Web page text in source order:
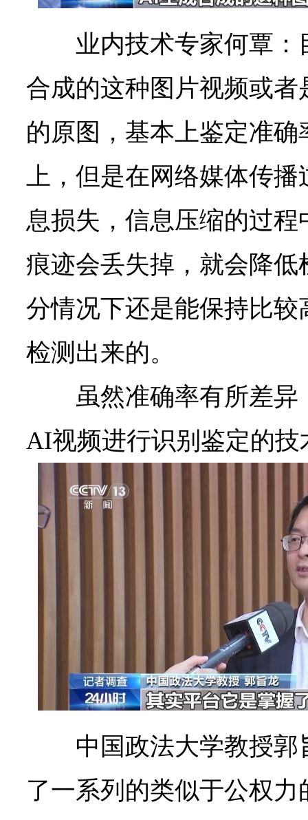
业内技术专家何覃
合成的这种图片视频或
的原图，基本上鉴定准确
上，但是在网络媒体传
息损失，信息压缩的过
痕迹会丢失掉，就会降
分情况下还是能保持比
检测出来的。
虽然准确率有所差
AI视频进行识别鉴定的技
中国政法大学教授
了一系列的类似于公权